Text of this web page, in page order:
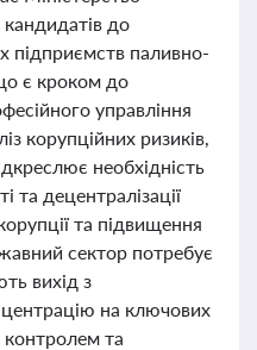
кандидатів до
підприємств паливно-
є кроком до
управління
корупційних ризиків,
необхідність
та децентралізації
та підвищення
сектор потребує
вихід з
на ключових
та